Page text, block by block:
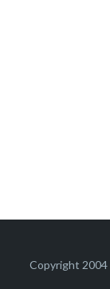
Copyright 2004